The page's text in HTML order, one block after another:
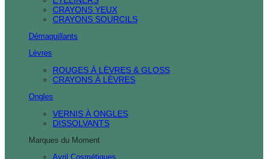
CRAYONS YEUX
CRAYONS SOURCILS
Démaquillants
Lèvres
ROUGES À LÈVRES & GLOSS
CRAYONS À LÈVRES
Ongles
VERNIS À ONGLES
DISSOLVANTS
Marques du Moment
Avril Cosmétiques